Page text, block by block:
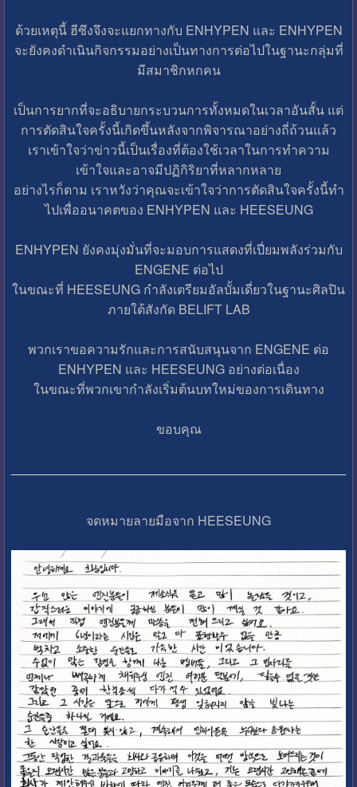
ด้วยเหตุนี้ ฮีซึงจึงจะแยกทางกับ ENHYPEN และ ENHYPEN
จะยังคงดำเนินกิจกรรมอย่างเป็นทางการต่อไปในฐานะกลุ่มที่
มีสมาชิกหกคน
เป็นการยากที่จะอธิบายกระบวนการทั้งหมดในเวลาอันสั้น แต่
การตัดสินใจครั้งนี้เกิดขึ้นหลังจากพิจารณาอย่างถี่ถ้วนแล้ว
เราเข้าใจว่าข่าวนี้เป็นเรื่องที่ต้องใช้เวลาในการทำความ
เข้าใจและอาจมีปฏิกิริยาที่หลากหลาย
อย่างไรก็ตาม เราหวังว่าคุณจะเข้าใจว่าการตัดสินใจครั้งนี้ทำ
ไปเพื่ออนาคตของ ENHYPEN และ HEESEUNG
ENHYPEN ยังคงมุ่งมั่นที่จะมอบการแสดงที่เปี่ยมพลังร่วมกับ
ENGENE ต่อไป
ในขณะที่ HEESEUNG กำลังเตรียมอัลบั้มเดี่ยวในฐานะศิลปิน
ภายใต้สังกัด BELIFT LAB
พวกเราขอความรักและการสนับสนุนจาก ENGENE ต่อ
ENHYPEN และ HEESEUNG อย่างต่อเนื่อง
ในขณะที่พวกเขากำลังเริ่มต้นบทใหม่ของการเดินทาง
ขอบคุณ
จดหมายลายมือจาก HEESEUNG